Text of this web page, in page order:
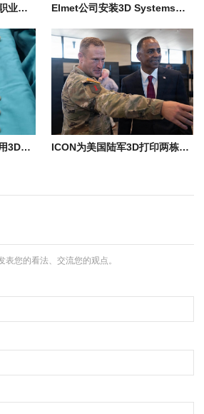
卡万·沙利文成为首位在职业比赛中穿着全3D打印战靴的足球运动员 Elmet公司安装3D Systems金属3D打印机，用于生产一体式高超音速热交换器
克拉利特-贝林森医院使用3D打印PEKK植入物为患者重建胸壁 ICON为美国陆军3D打印两栋营房
您的看法、交流您的观点。